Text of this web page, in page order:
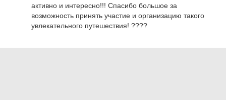
активно и интересно!!! Спасибо большое за
возможность принять участие и организацию такого
увлекательного путешествия! ????